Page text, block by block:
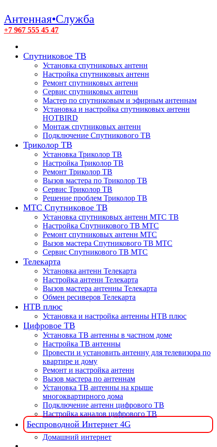
Антенная•Служба
+7 967 555 45 47
Спутниковое ТВ
Установка спутниковых антенн
Настройка спутниковых антенн
Ремонт спутниковых антенн
Сервис спутниковых антенн
Мастер по спутниковым и эфирным антеннам
Установка и настройка спутниковых антенн
HOTBIRD
Монтаж спутниковых антенн
Подключение Спутникового ТВ
Триколор ТВ
Установка Триколор ТВ
Настройка Триколор ТВ
Ремонт Триколор ТВ
Вызов мастера по Триколор ТВ
Сервис Триколор ТВ
Решение проблем Триколор ТВ
МТС Спутниковое ТВ
Установка спутниковых антенн МТС ТВ
Настройка Спутникового ТВ МТС
Ремонт спутниковых антенн МТС
Вызов мастера Спутникового ТВ МТС
Сервис Спутникового ТВ МТС
Телекарта
Установка антенн Телекарта
Настройка антенн Телекарта
Вызов мастера антенны Телекарта
Обмен ресиверов Телекарта
НТВ плюс
Установка и настройка антенны НТВ плюс
Цифровое ТВ
Установка ТВ антенны в частном доме
Настройка ТВ антенны
Провести и установить антенну для телевизора по
квартире и дому
Ремонт и настройка антенн
Вызов мастера по антеннам
Установка ТВ антенны на крыше
многоквартирного дома
Подключение антенн цифрового ТВ
Настройка каналов цифрового ТВ
Беспроводной Интернет 4G
Домашний интернет